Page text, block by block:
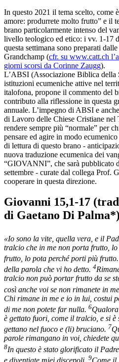
In questo 2021 il tema scelto, come
amore: produrrete molto frutto” e il
brano particolarmente intenso del
livello teologico ed etico: i vv. 1-17
questa settimana sono preparati
Grandchamp (cfr. su www.catt.ch
giorni scorsi da Corinne Zaugg).
L’ABSI (Associazione Biblica della
istituzioni ecumeniche attive nel
italofona, propone il commento del
contributo alla riflessione in questa
annuale. L’impegno di ABSI e
di Lavoro delle Chiese Cristiane nel
rendere sempre più “normale” per
pensare ed agire in modo
di lettura di questo brano -
nuova traduzione ecumenica dei
“GIOVANNI”, che sarà pubblicato
settembre - curate dal collega Prof.
cooperare in questa direzione.
Giovanni 15,1-17
di Gaetano Di Palma*)
«Io sono la vite, quella vera, e il
tralcio che in me non porta frutto,
frutto, lo pota perché porti più frutto.
della parola che vi ho detto. 4
tralcio non può portar frutto da se
così anche voi se non rimanete in
Chi rimane in me e io in lui, costui
di me non potete far nulla. 6
è gettato fuori, come il tralcio, e si
gettano nel fuoco e (li) bruciano. 7
parole rimangano in voi, chiedete
8In questo è stato glorificato il
e diventiate miei discepoli. 9Come il